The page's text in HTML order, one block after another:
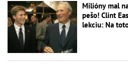
Milióny mal
pešo! Clint
lekciu: Na